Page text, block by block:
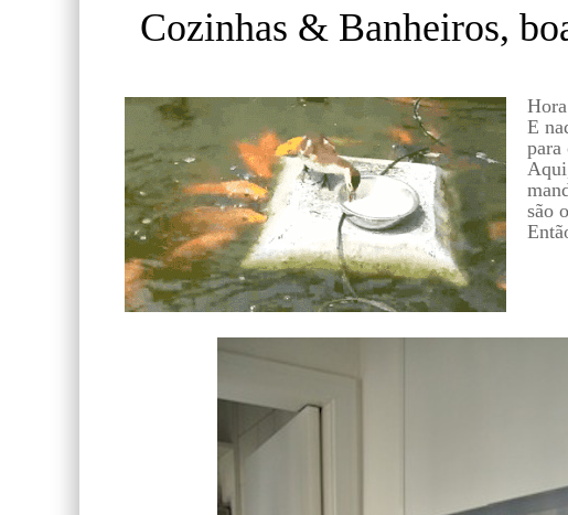
Cozinhas & Banheiros,
E
para
são